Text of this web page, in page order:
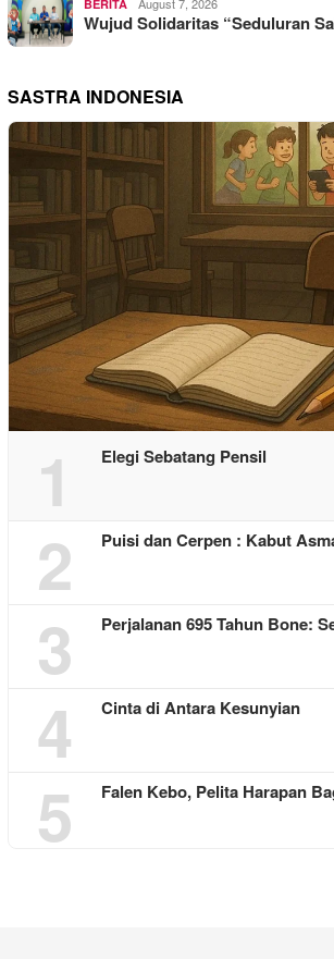
BERITA
Wujud Solidaritas “Seduluran
SASTRA INDONESIA
1 Elegi Sebatang Pensil
2 Puisi dan Cerpen : Kabut
3 Perjalanan 695 Tahun Bone:
4 Cinta di Antara Kesunyian
5 Falen Kebo, Pelita Harapan